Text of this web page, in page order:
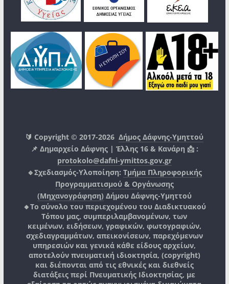
🔰 Copyright © 2017-2026Δήμος Δάφνης-Υμηττού
📌 Δημαρχείο Δάφνης | Έλλης 16 & Κανάρη 📩 :
protokolo@dafni-ymittos.gov.gr
🔹Σχεδιασμός-Υλοποίηση: Τμήμα Πληροφορικής
Προγραμματισμού & Οργάνωσης
(Μηχανογράφηση) Δήμου Δάφνης-Υμηττού
🔸Το σύνολο του περιεχομένου του Διαδικτυακού
Τόπου μας, συμπεριλαμβανομένων, των
κειμένων, ειδήσεων, γραφικών, φωτογραφιών,
σχεδιαγραμμάτων, απεικονίσεων, παρεχόμενων
υπηρεσιών και γενικά κάθε είδους αρχείων,
αποτελούν πνευματική ιδιοκτησία, (copyright)
και διέπονται από τις εθνικές και διεθνείς
διατάξεις περί Πνευματικής Ιδιοκτησίας, με